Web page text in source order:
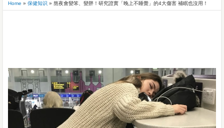
Home » 保健知识 » 熬夜會變笨、變胖！研究證實「晚上不睡覺」的4大傷害 補眠也沒用！